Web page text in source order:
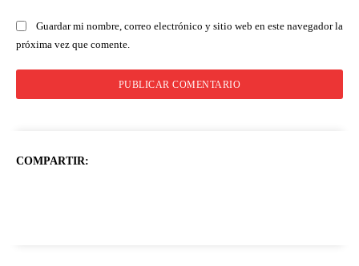
Guardar mi nombre, correo electrónico y sitio web en este navegador la
próxima vez que comente.
COMPARTIR: